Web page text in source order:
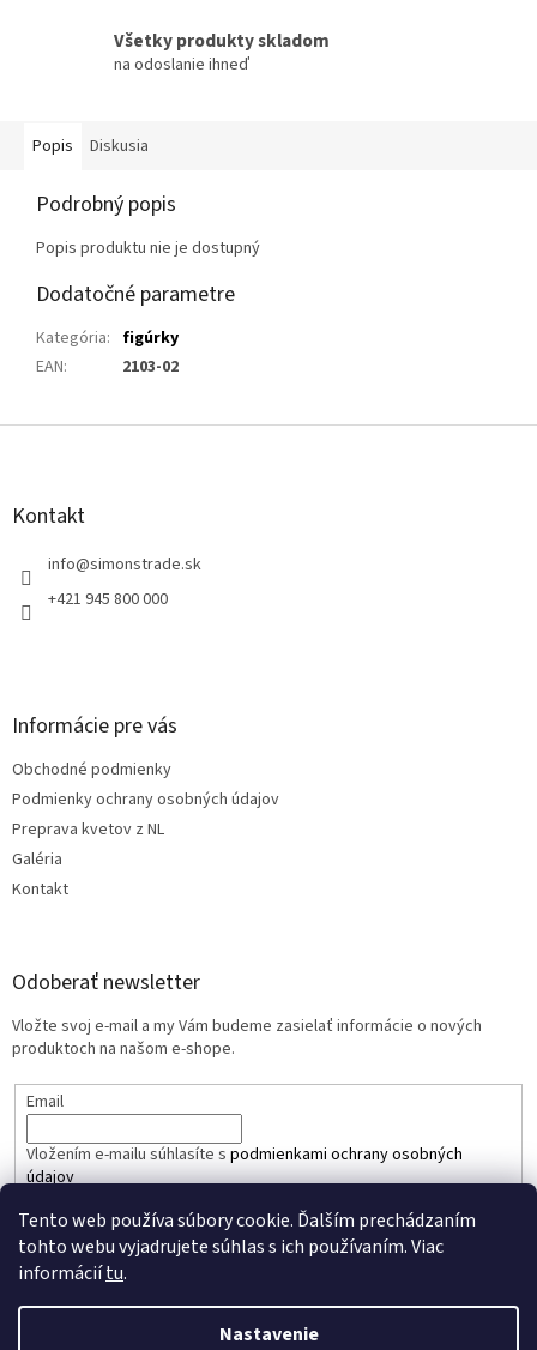
Tento web používa súbory cookie. Ďalším prechádzaním
tohto webu vyjadrujete súhlas s ich používaním. Viac
informáciítu.
Nastavenie
Všetky produkty skladom
na odoslanie ihneď
Popis Diskusia
Podrobný popis
Popis produktu nie je dostupný
Dodatočné parametre
Kategória: figúrky
EAN: 2103-02
Z
Kontakt
info@simonstrade.sk
+421 945 800 000
Informácie pre vás
Obchodné podmienky
Podmienky ochrany osobných údajov
Preprava kvetov z NL
Galéria
Kontakt
Odoberať newsletter
Vložte svoj e-mail a my Vám budeme zasielať informácie o nových
produktoch na našom e-shope.
Email
Vložením e-mailu súhlasíte s podmienkami ochrany osobných
údajov
PRIHLÁSIŤ SA
Vytvoril Shoptet